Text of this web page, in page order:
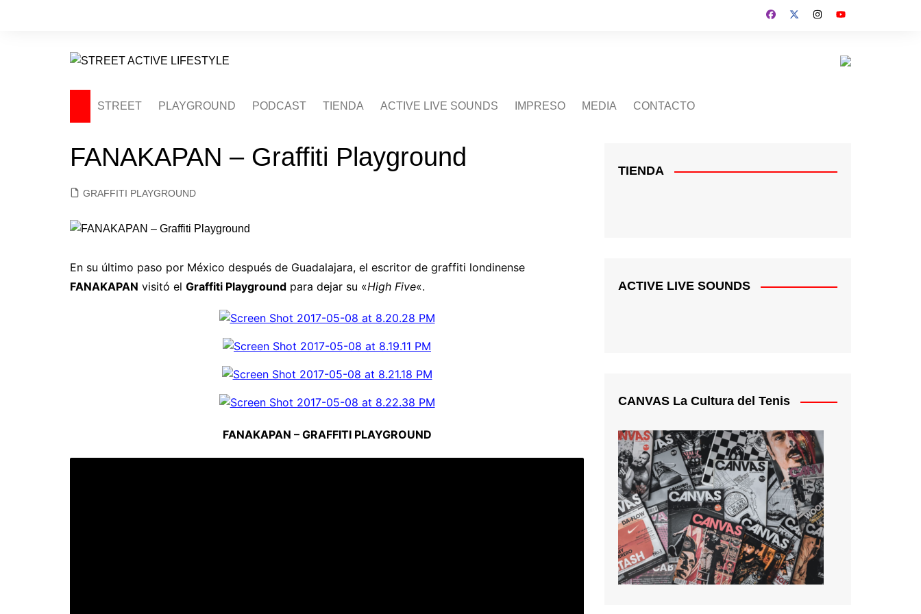
STREET PLAYGROUND PODCAST TIENDA ACTIVE LIVE SOUNDS IMPRESO MEDIA CONTACTO
FANAKAPAN – Graffiti Playground
GRAFFITI PLAYGROUND
En su último paso por México después de Guadalajara, el escritor de graffiti londinense
FANAKAPAN visitó el Graffiti Playground para dejar su «High Five«.
FANAKAPAN – GRAFFITI PLAYGROUND
TIENDA
ACTIVE LIVE SOUNDS
CANVAS La Cultura del Tenis